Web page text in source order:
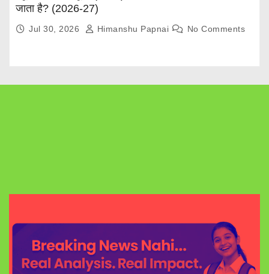
जाता है? (2026-27)
Jul 30, 2026 Himanshu Papnai No Comments